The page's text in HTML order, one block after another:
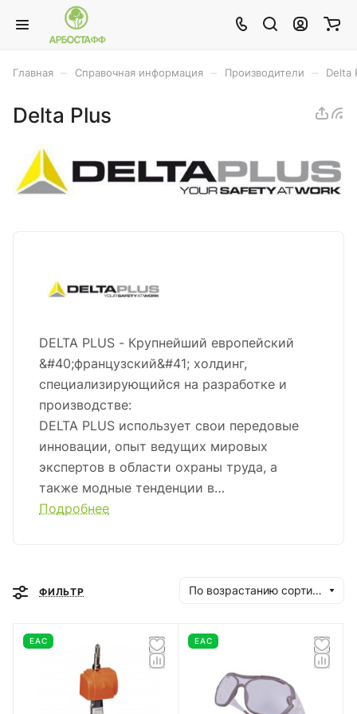
Главная Справочная информация Производители Delta
Delta Plus
DELTA PLUS - Крупнейший европейский
&#40;французский&#41; холдинг,
специализирующийся на разработке и
производстве:
DELTA PLUS использует свои передовые
инновации, опыт ведущих мировых
экспертов в области охраны труда, а
также модные тенденции в
профессиональной и корпоративной
принуждением.&nbsp;&nbsp;<br /> <br />
Франции, Компания DELTA PLUS сейчас
является лидером в области средств
индивидуальной защиты. В группу входит
7 заводов по производству: защитной
Подробнее
ФИЛЬТР По возрастанию сортировки
EAC EAC